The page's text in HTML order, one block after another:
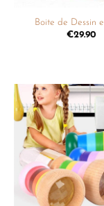
Boite de Dessin
€29.90